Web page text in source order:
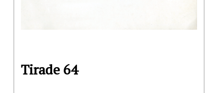
Tirade 64